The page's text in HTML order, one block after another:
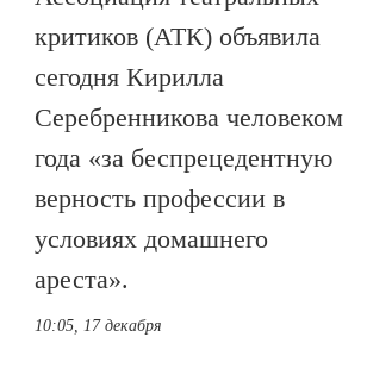
критиков (АТК) объявила
сегодня Кирилла
Серебренникова человеком
года «за беспрецедентную
верность профессии в
условиях домашнего
ареста».
10:05, 17 декабря